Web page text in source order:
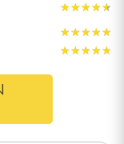
★★★★★
★★★★★
★★★★★
★★★★★
★★★★★
★★★★★